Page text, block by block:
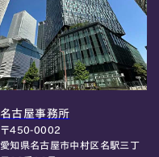
名古屋事務所
〒450-0002
愛知県名古屋市中村区名駅三丁